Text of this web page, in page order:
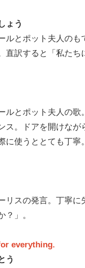
ょう
ルとポット夫人の
直訳すると「私たち
ルとポット夫人の
ス。ドアを開けな
に使うととても丁寧。
リスの発言。丁寧
？」。
everything.
う